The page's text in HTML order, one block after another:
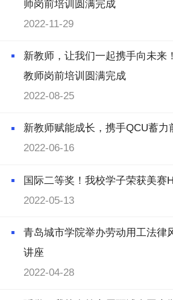
师岗前培训圆满完成
2022-11-29
新教师，让我们一起携手向未
教师岗前培训圆满完成
2022-08-25
新教师赋能成长，携手QCU蓄力
2022-06-16
国际二等奖！我校学子荣获美赛
2022-05-13
青岛城市学院举办劳动用工法律
讲座
2022-04-28